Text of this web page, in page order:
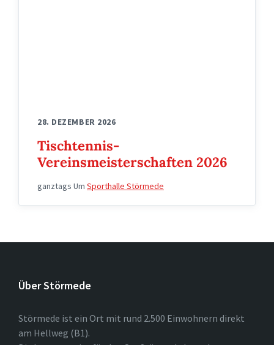
28. DEZEMBER 2026
Tischtennis-
Vereinsmeisterschaften 2026
ganztags Um Sporthalle Störmede
Über Störmede
Störmede ist ein Ort mit rund 2.500 Einwohnern direkt
am Hellweg (B1).